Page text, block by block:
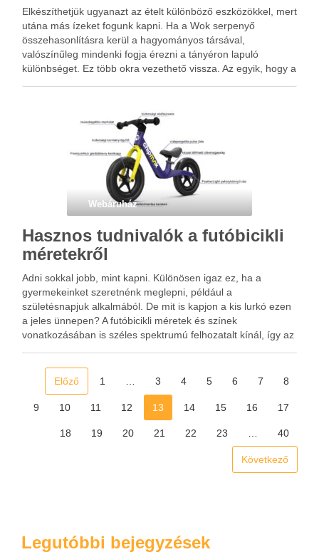
Elkészíthetjük ugyanazt az ételt különböző eszközökkel, mert
utána más ízeket fogunk kapni. Ha a Wok serpenyő
összehasonlításra kerül a hagyományos társával,
valószínűleg mindenki fogja érezni a tányéron lapuló
különbséget. Ez több okra vezethető vissza. Az egyik, hogy a
Webáruház
Hasznos tudnivalók a futóbicikli
méretekről
Adni sokkal jobb, mint kapni. Különösen igaz ez, ha a
gyermekeinket szeretnénk meglepni, például a
születésnapjuk alkalmából. De mit is kapjon a kis lurkó ezen
a jeles ünnepen? A futóbicikli méretek és színek
vonatkozásában is széles spektrumú felhozatalt kínál, így az
Előző 1 3 4 5 6 7 8
9 10 11 12 13 14 15 16 17
18 19 20 21 22 23 40
Következő
Legutóbbi bejegyzések